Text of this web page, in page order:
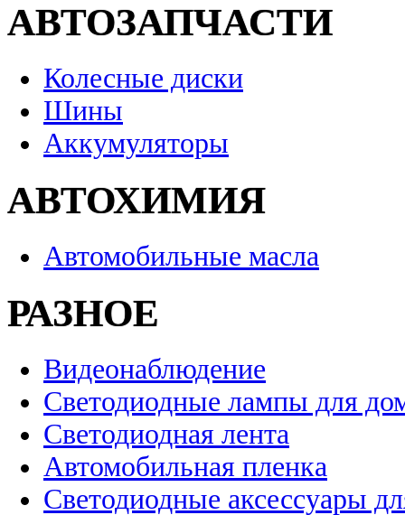
АВТОЗАПЧАСТИ
Колесные диски
Шины
Аккумуляторы
АВТОХИМИЯ
Автомобильные масла
РАЗНОЕ
Видеонаблюдение
Светодиодные лампы для
Светодиодная лента
Автомобильная пленка
Светодиодные аксессуары